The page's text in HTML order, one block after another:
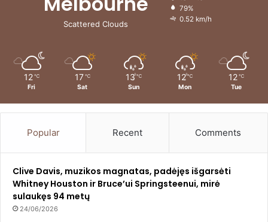
Scattered Clouds
79%
0.52 km/h
12 ℃
Fri
17 ℃
Sat
13 ℃
Sun
12 ℃
Mon
12 ℃
Tue
Popular Recent Comments
Clive Davis, muzikos magnatas, padėjęs išgarsėti
Whitney Houston ir Bruce’ui Springsteenui, mirė
sulaukęs 94 metų
24/06/2026